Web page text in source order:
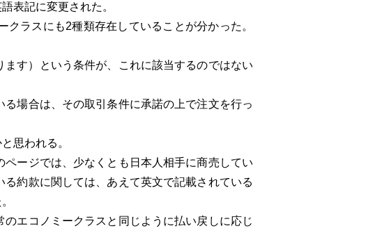
表記に変更された。
ラスにも2種類存在していることが分かった。
す）という条件が、これに該当するのではない
場合は、その取引条件に承諾の上で注文を行っ
思われる。
ージでは、少なくとも日本人相手に商売してい
約款に関しては、あえて英文で記載されている
エコノミークラスと同じように払い戻しに応じ